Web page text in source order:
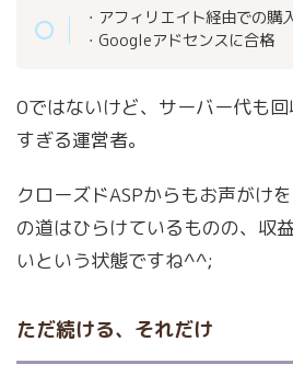
・アフィリエイト経由での購
・Googleアドセンスに合格
0ではないけど、サーバー代も
すぎる運営者。
クローズドASPからもお声がけ
の道はひらけているものの、収
いという状態ですね^^;
ただ続ける、それだけ